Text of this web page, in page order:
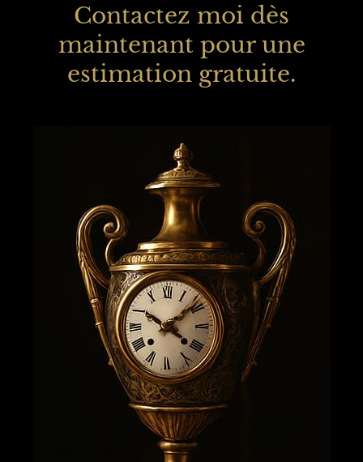
Contactez moi dès
maintenant pour une
estimation gratuite.
CONTACT